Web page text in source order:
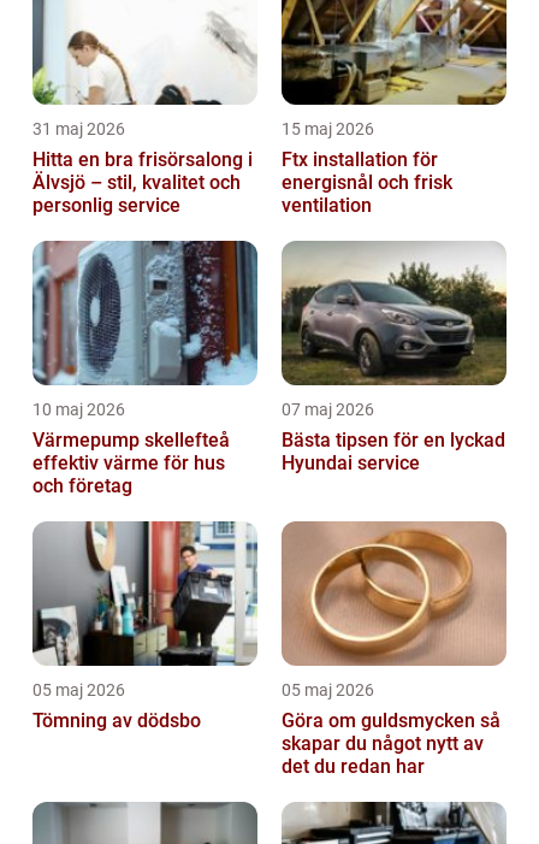
31 maj 2026
Hitta en bra frisörsalong i
Älvsjö – stil, kvalitet och
personlig service
15 maj 2026
Ftx installation för
energisnål och frisk
ventilation
10 maj 2026
Värmepump skellefteå
effektiv värme för hus
och företag
07 maj 2026
Bästa tipsen för en lyckad
Hyundai service
05 maj 2026
Tömning av dödsbo
05 maj 2026
Göra om guldsmycken så
skapar du något nytt av
det du redan har